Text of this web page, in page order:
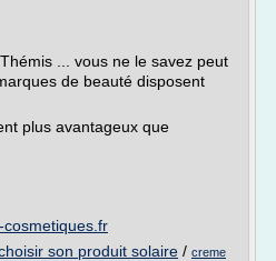
... vous ne le savez peut
de beauté disposent
plus avantageux que
cosmetiques.fr
son produit solaire / creme